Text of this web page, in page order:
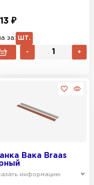
₽
за: ШТ.
- +
Вака Braas
информацию